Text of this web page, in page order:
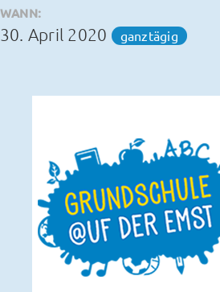
WANN:
30. April 2020 ganztägig